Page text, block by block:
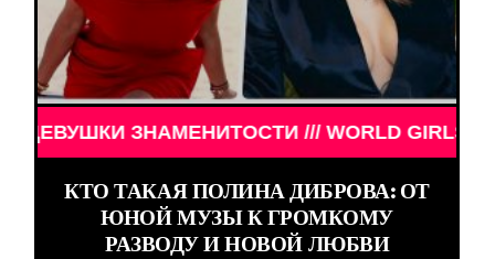
ЗНАМЕНИТОСТИ /// WORLD GIRLS ///
КТО ТАКАЯ ПОЛИНА ДИБРОВА: ОТ
ЮНОЙ МУЗЫ К ГРОМКОМУ
РАЗВОДУ И НОВОЙ ЛЮБВИ